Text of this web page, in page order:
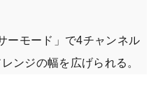
ーモード」で4チャンネル
ンジの幅を広げられる。